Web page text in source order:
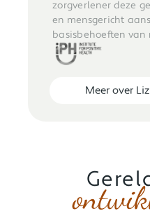
zorgverlener deze
en mensgericht
basisbehoeften van
Meer over